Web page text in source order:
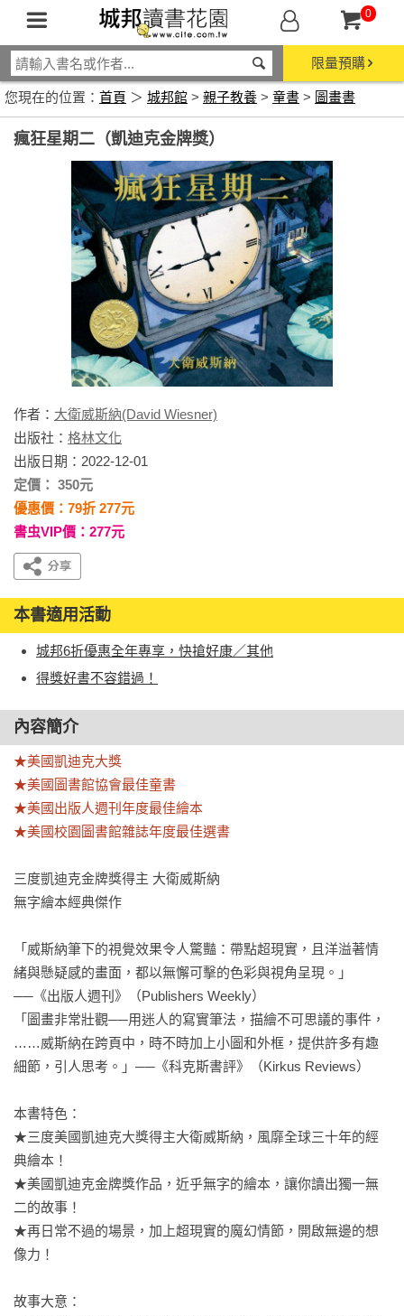
0
限量預購
您現在的位置： 首頁 ＞ 城邦館 > 親子教養 > 童書 > 圖畫書
瘋狂星期二（凱迪克金牌獎）
作者： 大衛威斯納(David Wiesner)
出版社： 格林文化
出版日期：2022-12-01
定價： 350元
優惠價：79折 277元
書虫VIP價：277元
本書適用活動
城邦6折優惠全年專享，快搶好康／其他
得獎好書不容錯過！
內容簡介
★美國凱迪克大獎
★美國圖書館協會最佳童書
★美國出版人週刊年度最佳繪本
★美國校園圖書館雜誌年度最佳選書
三度凱迪克金牌獎得主 大衛威斯納
無字繪本經典傑作
「威斯納筆下的視覺效果令人驚豔：帶點超現實，且洋溢著情
緒與懸疑感的畫面，都以無懈可擊的色彩與視角呈現。」
──《出版人週刊》（Publishers Weekly）
「圖畫非常壯觀──用迷人的寫實筆法，描繪不可思議的事件，
……威斯納在跨頁中，時不時加上小圖和外框，提供許多有趣
細節，引人思考。」──《科克斯書評》（Kirkus Reviews）
本書特色：
★三度美國凱迪克大獎得主大衛威斯納，風靡全球三十年的經
典繪本！
★美國凱迪克金牌獎作品，近乎無字的繪本，讓你讀出獨一無
二的故事！
★再日常不過的場景，加上超現實的魔幻情節，開啟無邊的想
像力！
故事大意：